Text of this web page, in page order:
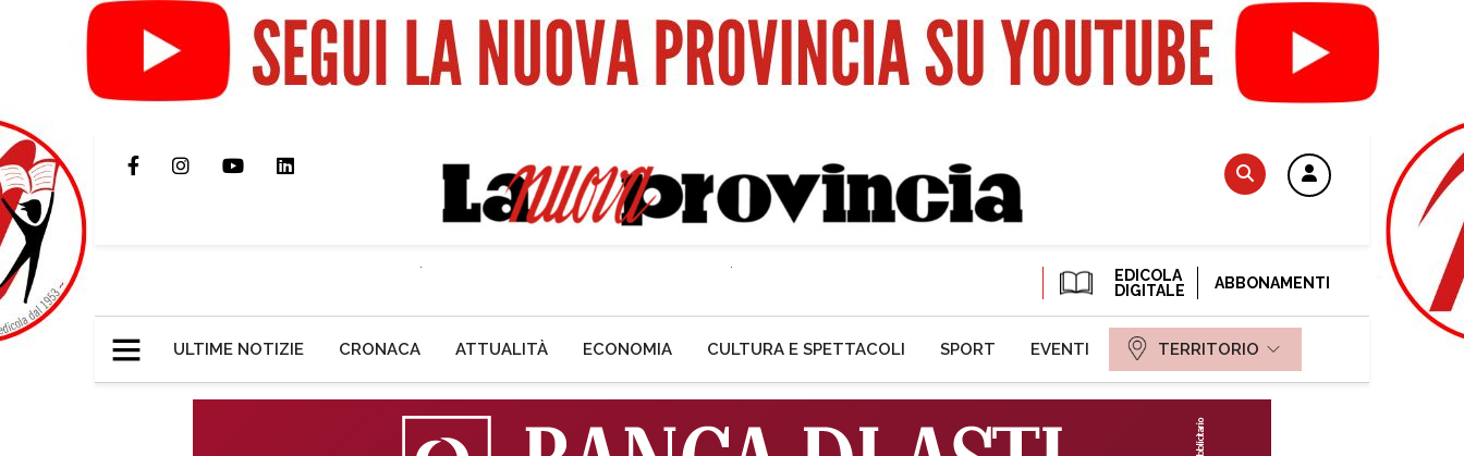
EDICOLA
DIGITALE
ABBONAMENTI
ULTIME NOTIZIE CRONACA ATTUALITÀ ECONOMIA CULTURA E SPETTACOLI SPORT EVENTI TERRITORIO